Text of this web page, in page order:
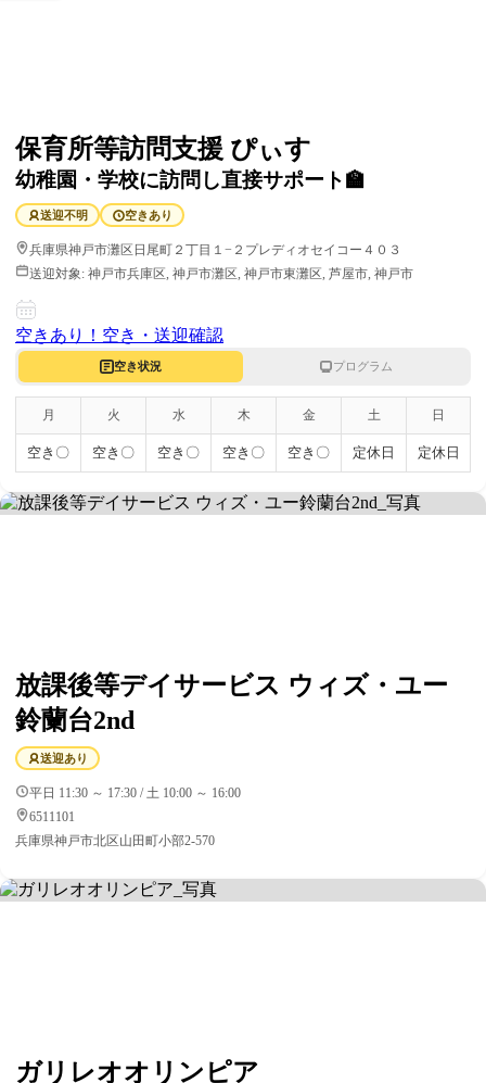
保育所等訪問支援 ぴぃす
幼稚園・学校に訪問し直接サポート🏫
送迎不明 空きあり
兵庫県神戸市灘区日尾町２丁目１−２プレディオセイコー４０３
送迎対象: 神戸市兵庫区, 神戸市灘区, 神戸市東灘区, 芦屋市, 神戸市
空きあり！ 空き・送迎確認
空き状況 プログラム
月 火 水 木 金 土 日
空き〇 空き〇 空き〇 空き〇 空き〇 定休日 定休日
放課後等デイサービス ウィズ・ユー
鈴蘭台2nd
送迎あり
平日 11:30 ～ 17:30 / 土 10:00 ～ 16:00
6511101
兵庫県神戸市北区山田町小部2-570
ガリレオオリンピア